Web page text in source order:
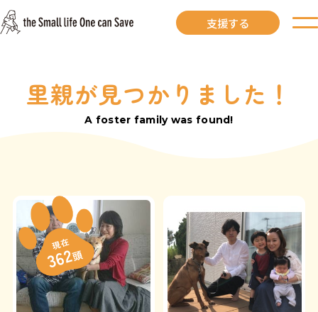
お知らせ
里親になるには
里親が見つかりました
支援する
里親が見つかりました！
A foster family was found!
現在
362頭